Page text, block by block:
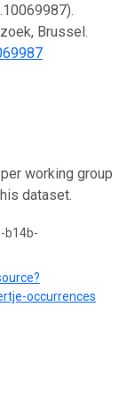
Brussel.
working group
dataset.
b14b-
occurrences